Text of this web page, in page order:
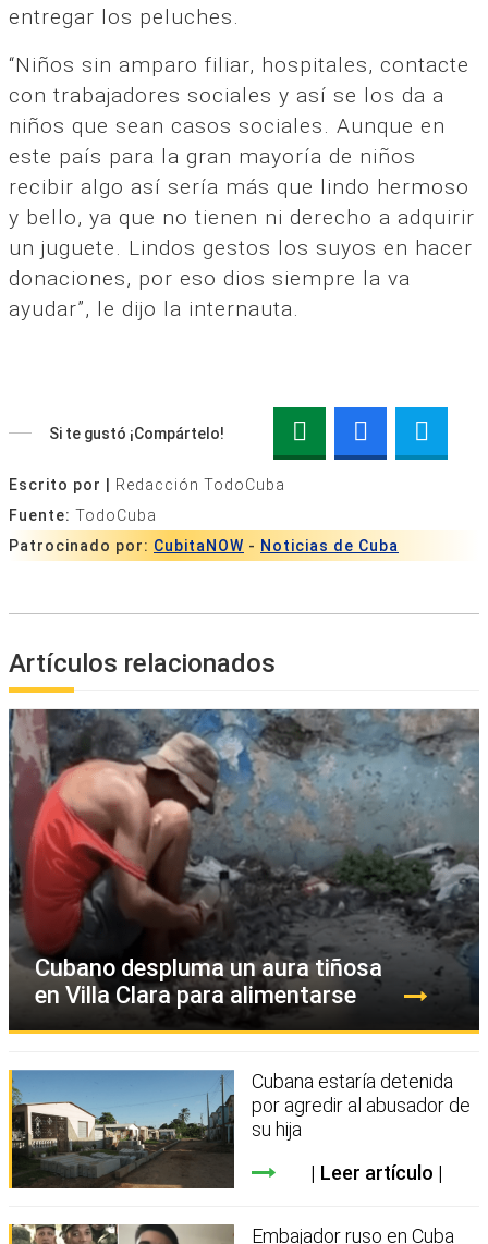
entregar los peluches.
“Niños sin amparo filiar, hospitales, contacte
con trabajadores sociales y así se los da a
niños que sean casos sociales. Aunque en
este país para la gran mayoría de niños
recibir algo así sería más que lindo hermoso
y bello, ya que no tienen ni derecho a adquirir
un juguete. Lindos gestos los suyos en hacer
donaciones, por eso dios siempre la va
ayudar”, le dijo la internauta.
Si te gustó ¡Compártelo!
Escrito por |
Redacción TodoCuba
Fuente: TodoCuba
Patrocinado por: CubitaNOW - Noticias de Cuba
Artículos relacionados
Cubano despluma un aura tiñosa
en Villa Clara para alimentarse
Cubana estaría detenida
por agredir al abusador de
su hija
Leer artículo
Embajador ruso en Cuba